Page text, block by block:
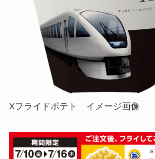
Xフライドポテト イメージ画像